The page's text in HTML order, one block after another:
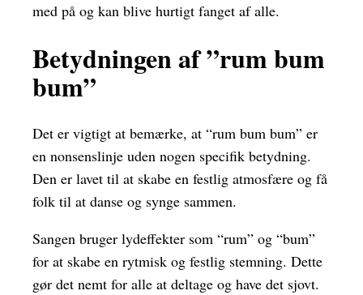
med på og kan blive hurtigt fanget af alle.
Betydningen af ​​”rum bum
bum”
Det er vigtigt at bemærke, at “rum bum bum” er
en nonsenslinje uden nogen specifik betydning.
Den er lavet til at skabe en festlig atmosfære og få
folk til at danse og synge sammen.
Sangen bruger lydeffekter som “rum” og “bum”
for at skabe en rytmisk og festlig stemning. Dette
gør det nemt for alle at deltage og have det sjovt.